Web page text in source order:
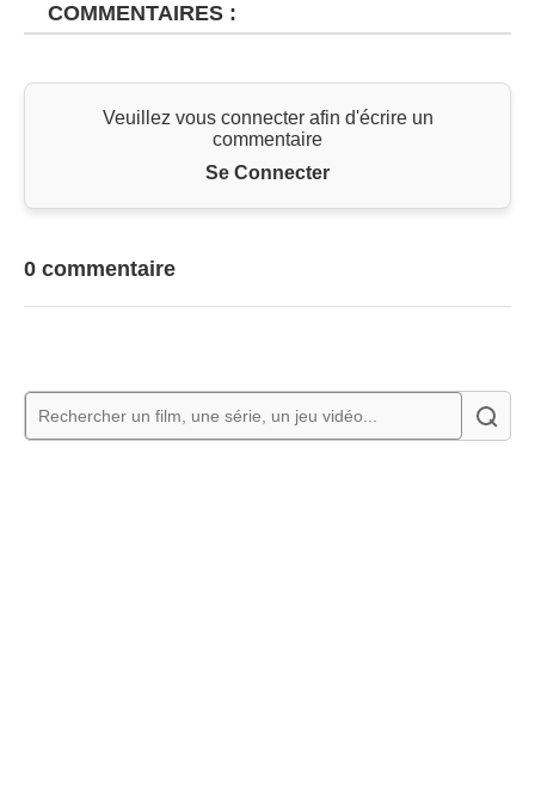
COMMENTAIRES :
Veuillez vous connecter afin d'écrire un
commentaire
Se Connecter
0 commentaire